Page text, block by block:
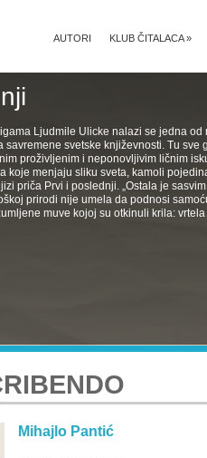
KLUB ČITALACA»
AUTORI
Ljudmile Ulicke nalazi se jedna
savremene svetske književnosti. Tu sve
proživljenim i neponovljivim ličnim
koje menjaju sliku sveta, kamoli
priča Prvi i poslednji. „Ostala je
prirodi nije umela da podnosi
muve kojoj su otkinuli krila:
Mihajlo Pantić